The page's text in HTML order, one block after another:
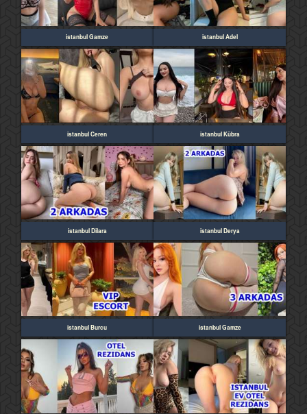
istanbul Gamze istanbul Adel
istanbul Ceren istanbul Kübra
istanbul Dilara istanbul Derya
istanbul Burcu istanbul Gamze